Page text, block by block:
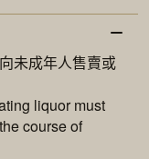
未成年人售賣或
liquor must
course of